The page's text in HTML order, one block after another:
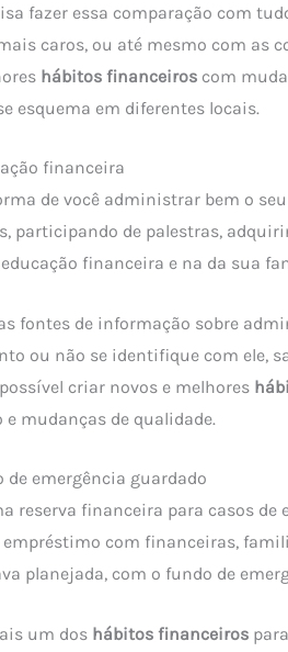
fazer essa comparação com
caros, ou até mesmo com as
hábitos financeiros com
esquema em diferentes locais.
financeira
de você administrar bem o
participando de palestras,
financeira e na da sua
fontes de informação sobre
ou não se identifique com ele,
criar novos e melhores
mudanças de qualidade.
de emergência guardado
reserva financeira para casos
empréstimo com financeiras,
planejada, com o fundo de
um dos hábitos financeiros